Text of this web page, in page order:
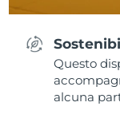
Questo
alcuna